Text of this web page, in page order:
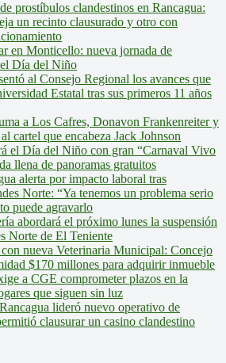
prostíbulos clandestinos en Rancagua:
un recinto clausurado y otro con
en Monticello: nueva jornada de
Día del Niño
al Consejo Regional los avances que
Estatal tras sus primeros 11 años
a Los Cafres, Donavon Frankenreiter y
cartel que encabeza Jack Johnson
el Día del Niño con gran “Carnaval Vivo
llena de panoramas gratuitos
alerta por impacto laboral tras
Norte: “Ya tenemos un problema serio
puede agravarlo
abordará el próximo lunes la suspensión
Norte de El Teniente
nueva Veterinaria Municipal: Concejo
$170 millones para adquirir inmueble
a CGE comprometer plazos en la
que siguen sin luz
lideró nuevo operativo de
clausurar un casino clandestino